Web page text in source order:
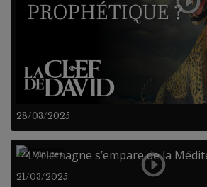
28/03/2025
21/03/2025
22 Minutes